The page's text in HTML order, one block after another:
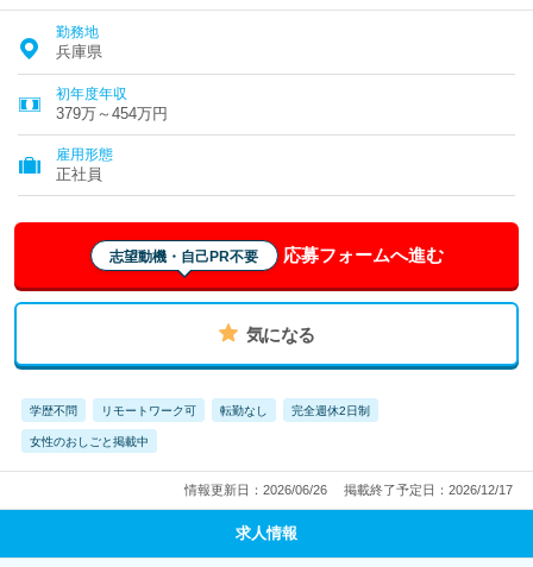
勤務地
兵庫県
初年度年収
379万～454万円
雇用形態
正社員
志望動機・自己PR不要 応募フォームへ進む
気になる
学歴不問 リモートワーク可 転勤なし 完全週休2日制
女性のおしごと掲載中
情報更新日：2026/06/26 掲載終了予定日：2026/12/17
求人情報